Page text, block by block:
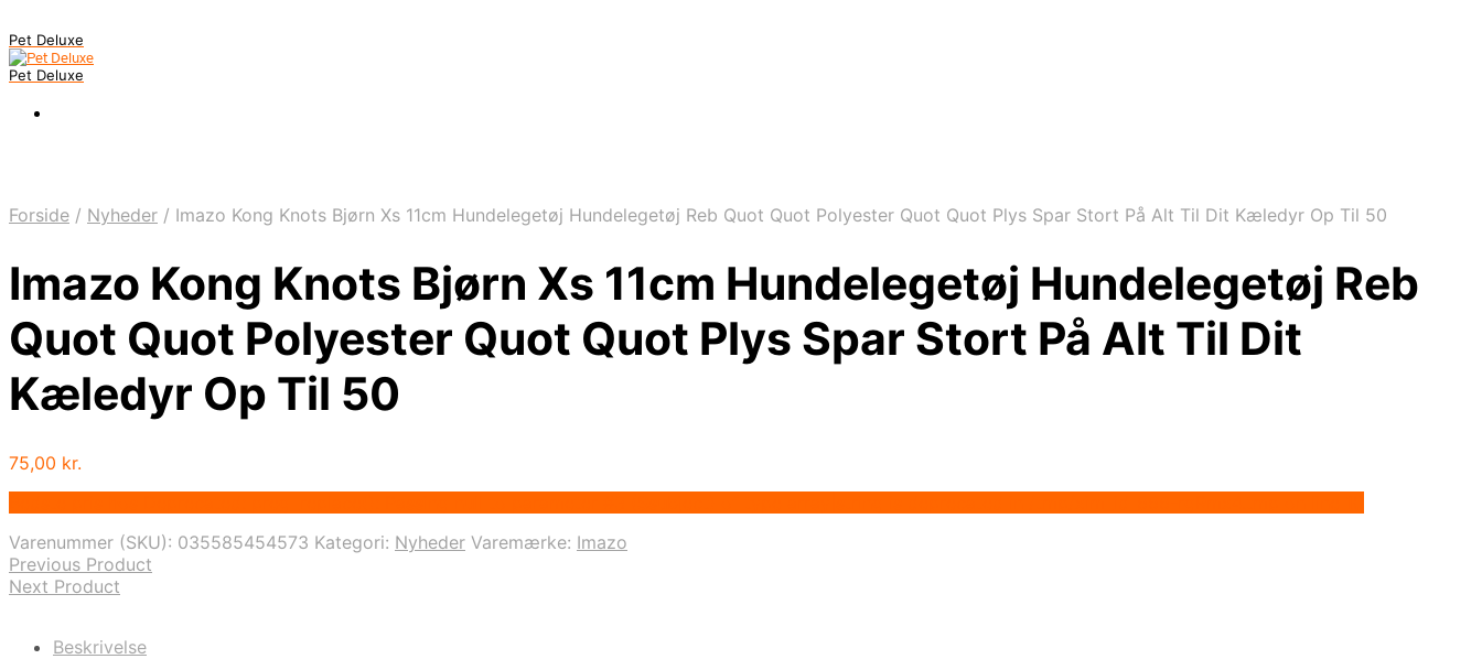
Pet Deluxe
Pet Deluxe
Forside / Nyheder / Imazo Kong Knots Bjørn Xs 11cm Hundelegetøj Hundelegetøj Reb Quot Quot Polyester Quot Quot Plys Spar Stort På Alt Til Dit Kæledyr Op Til 50
Imazo Kong Knots Bjørn Xs 11cm Hundelegetøj Hundelegetøj Reb
Quot Quot Polyester Quot Quot Plys Spar Stort På Alt Til Dit
Kæledyr Op Til 50
75,00 kr.
Varenummer (SKU): 035585454573 Kategori: Nyheder Varemærke: Imazo
Previous Product
Next Product
Beskrivelse